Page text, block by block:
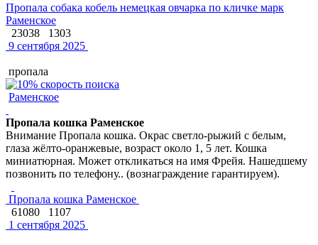
Пропала собака кобель немецкая овчарка по кличке марк
Раменское
23038
1303
9 сентября 2025
пропала
Раменское
Пропала кошка Раменское
Внимание Пропала кошка. Окрас светло-рыжий с белым,
глаза жёлто-оранжевые, возраст около 1, 5 лет. Кошка
миниатюрная. Может откликаться на имя Фрейя. Нашедшему
позвонить по телефону.. (вознаграждение гарантируем).
Пропала кошка Раменское
61080
1107
1 сентября 2025